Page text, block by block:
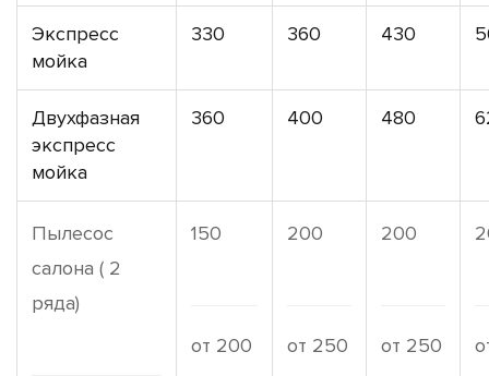
Экспресс
мойка
330 360 430
Двухфазная
экспресс
мойка
360 400 480
Пылесос
салона ( 2
ряда)
150
от 200
200
от 250
200
от 250